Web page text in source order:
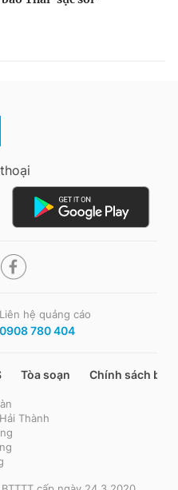
Liên hệ quảng cáo
0908 780 404
Tòa soạn Chính sách bảo
Thành